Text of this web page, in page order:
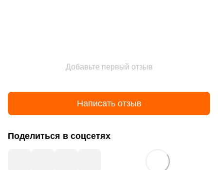
Добавьте первый отзыв
Написать отзыв
Поделиться в соцсетях